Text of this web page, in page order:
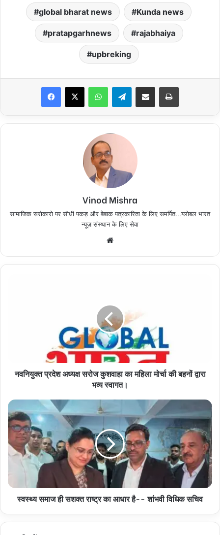
global bharat news Kunda news
pratapgarhnews rajabhaiya
upbreking
Facebook
X WhatsAppTelegramShare via Email Print
Vinod Mishra
सामाजिक सरोकारो पर सीधी पकड़ और बेबाक पत्रकारिता के लिए समर्पित...ग्लोबल भारत
न्यूज़ संस्थान के लिए सेवा
बहनों
स्वागत।
नवनियुक्त प्रदेश अध्यक्ष सरोज कुशवाहा का महिला मोर्चा की बहनों द्वारा
भव्य स्वागत।
स्वस्थ्य
समाज
ही
सशक्त
राष्ट्र
का
-
शांभवीस्वस्थ्य समाज ही सशक्त राष्ट्र का आधार है-- शांभवी विधिक सचिव